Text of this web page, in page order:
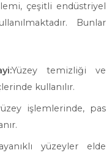
çeşitli endüstriyel
Bunlar
Yüzey temizliği ve
kullanılır.
işlemlerinde, pas
yüzeyler elde